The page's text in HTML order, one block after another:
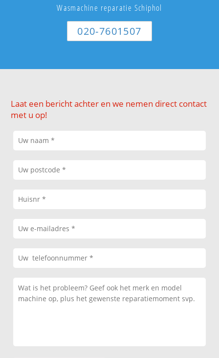
Wasmachine reparatie Schiphol
020-7601507
Laat een bericht achter en we nemen direct contact
met u op!